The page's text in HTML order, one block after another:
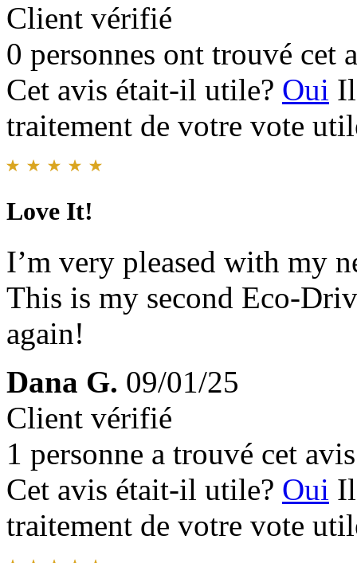
Client vérifié
0 personnes ont trouvé cet
Cet avis était-il utile? Oui
traitement de votre vote
Love It!
I’m very pleased with my
This is my second Eco-
again!
Dana G. 09/01/25
Client vérifié
1 personne a trouvé cet
Cet avis était-il utile? Oui
traitement de votre vote